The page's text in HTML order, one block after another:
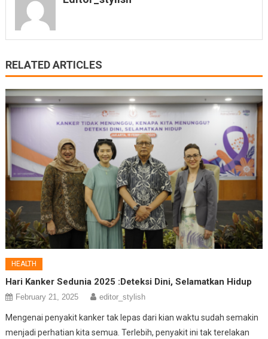
RELATED ARTICLES
HEALTH
Hari Kanker Sedunia 2025 :Deteksi Dini, Selamatkan Hidup
February 21, 2025 editor_stylish
Mengenai penyakit kanker tak lepas dari kian waktu sudah semakin
menjadi perhatian kita semua. Terlebih, penyakit ini tak terelakan